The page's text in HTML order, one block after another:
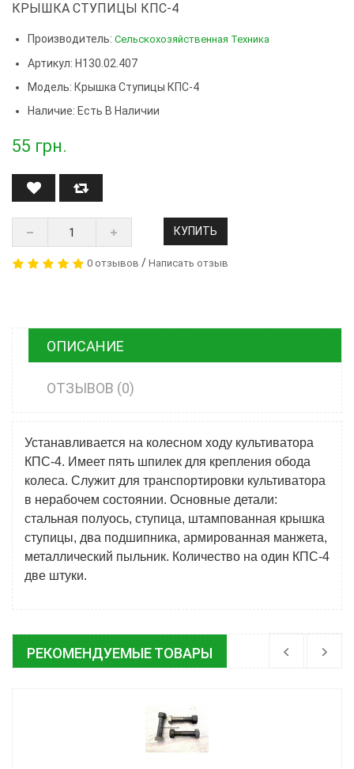
КРЫШКА СТУПИЦЫ КПС-4
Производитель: Сельскохозяйственная Техника
Артикул: Н130.02.407
Модель: Крышка Ступицы КПС-4
Наличие: Есть В Наличии
55 грн.
КУПИТЬ
0 отзывов / Написать отзыв
ОПИСАНИЕ
ОТЗЫВОВ (0)
Устанавливается на колесном ходу культиватора
КПС-4. Имеет пять шпилек для крепления обода
колеса. Служит для транспортировки культиватора
в нерабочем состоянии. Основные детали:
стальная полуось, ступица, штампованная крышка
ступицы, два подшипника, армированная манжета,
металлический пыльник. Количество на один КПС-4
две штуки.
РЕКОМЕНДУЕМЫЕ ТОВАРЫ